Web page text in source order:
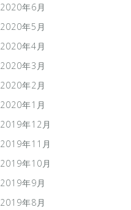
2020年6月
2020年5月
2020年4月
2020年3月
2020年2月
2020年1月
2019年12月
2019年11月
2019年10月
2019年9月
2019年8月